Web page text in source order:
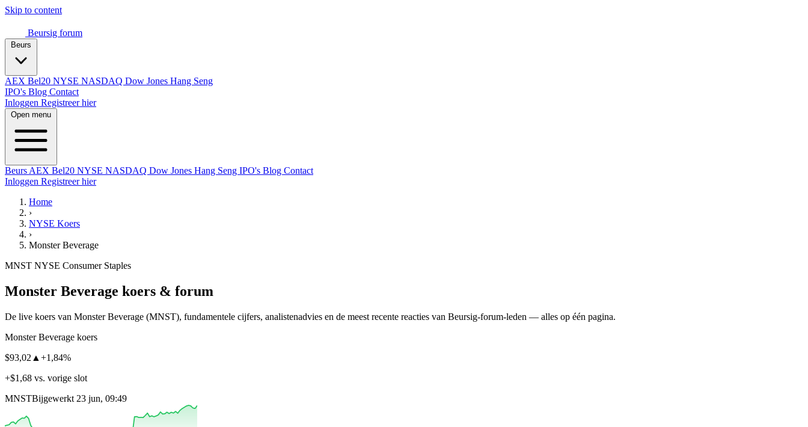
Skip to content
Beursig forum
AEX Bel20 NYSE NASDAQ Dow Jones Hang Seng
IPO's Blog Contact
Inloggen Registreer hier
Open menu
Beurs AEX Bel20 NYSE NASDAQ Dow Jones Hang Seng IPO's Blog Contact
Inloggen Registreer hier
Home
›
NYSE Koers
›
Monster Beverage
MNST NYSE Consumer Staples
Monster Beverage koers & forum
De live koers van Monster Beverage (MNST), fundamentele cijfers, analisten­advies en de meest recente reacties van Beursig-forum-leden — alles op één pagina.
Monster Beverage koers
$93,02 ▲ +1,84%
+$1,68 vs. vorige slot
MNSTBijgewerkt 23 jun, 09:49